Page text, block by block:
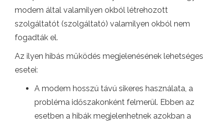
modem által valamilyen okból létrehozott
szolgáltatót (szolgáltató) valamilyen okból nem
fogadták el.
Az ilyen hibás működés megjelenésének lehetséges
esetei:
A modem hosszú távú sikeres használata, a
probléma időszakonként felmerül. Ebben az
esetben a hibák megjelenhetnek azokban a